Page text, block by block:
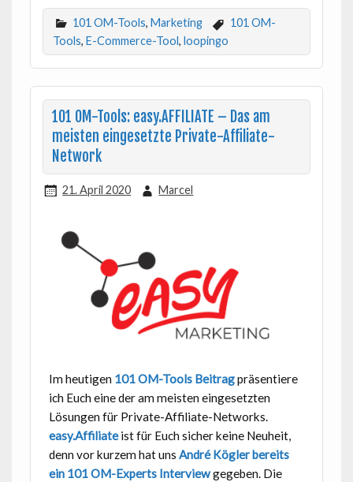
101 OM-Tools, Marketing
101 OM-
Tools, E-Commerce-Tool, loopingo
101 OM-Tools: easy.AFFILIATE – Das am
meisten eingesetzte Private-Affiliate-
Network
21. April 2020 Marcel
Im heutigen 101 OM-Tools Beitragpräsentiere
ich Euch eine der am meisten eingesetzten
Lösungen für Private-Affiliate-Networks.
easy.Affiliateist für Euch sicher keine Neuheit,
denn vor kurzem hat uns André Kögler bereits
ein 101 OM-Experts Interviewgegeben. Die